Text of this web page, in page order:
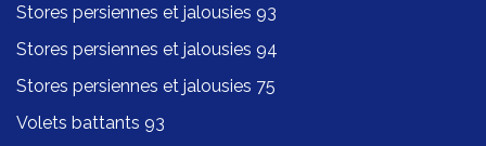
Stores persiennes et jalousies 93
Stores persiennes et jalousies 94
Stores persiennes et jalousies 75
Volets battants 93